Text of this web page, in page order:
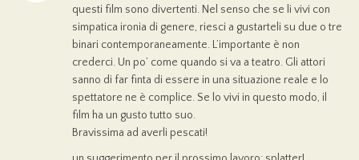
questi film sono divertenti. Nel senso che se li vivi con
simpatica ironia di genere, riesci a gustarteli su due o tre
binari contemporaneamente. L’importante è non
crederci. Un po’ come quando si va a teatro. Gli attori
sanno di far finta di essere in una situazione reale e lo
spettatore ne è complice. Se lo vivi in questo modo, il
film ha un gusto tutto suo.
Bravissima ad averli pescati!